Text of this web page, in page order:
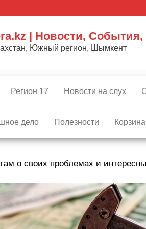
| Новости,
Южный регион, Шымкент
Регион 17 Новости на слух
дело Полезности
о своих проблемах и